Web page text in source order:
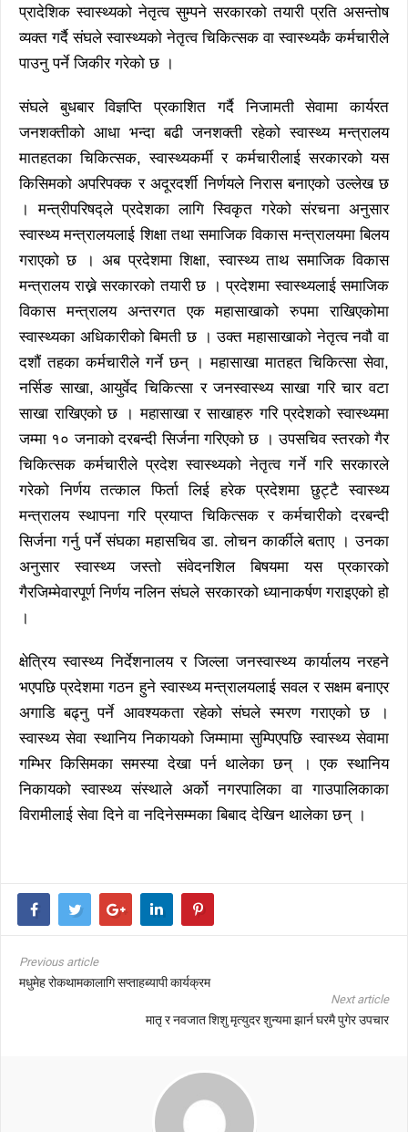
प्रादेशिक स्वास्थ्यको नेतृत्व सुम्पने सरकारको तयारी प्रति असन्तोष
व्यक्त गर्दै संघले स्वास्थ्यको नेतृत्व चिकित्सक वा स्वास्थ्यकै कर्मचारीले
पाउनु पर्ने जिकीर गरेको छ ।
संघले बुधबार विज्ञप्ति प्रकाशित गर्दै निजामती सेवामा कार्यरत
जनशक्तीको आधा भन्दा बढी जनशक्ती रहेको स्वास्थ्य मन्त्रालय
मातहतका चिकित्सक, स्वास्थ्यकर्मी र कर्मचारीलाई सरकारको यस
किसिमको अपरिपक्क र अदूरदर्शी निर्णयले निरास बनाएको उल्लेख छ
। मन्त्रीपरिषद्ले प्रदेशका लागि स्विकृत गरेको संरचना अनुसार
स्वास्थ्य मन्त्रालयलाई शिक्षा तथा समाजिक विकास मन्त्रालयमा बिलय
गराएको छ । अब प्रदेशमा शिक्षा, स्वास्थ्य ताथ समाजिक विकास
मन्त्रालय राख्ने सरकारको तयारी छ । प्रदेशमा स्वास्थ्यलाई समाजिक
विकास मन्त्रालय अन्तरगत एक महासाखाको रुपमा राखिएकोमा
स्वास्थ्यका अधिकारीको बिमती छ । उक्त महासाखाको नेतृत्व नवौ वा
दशौं तहका कर्मचारीले गर्ने छन् । महासाखा मातहत चिकित्सा सेवा,
नर्सिङ साखा, आयुर्वेद चिकित्सा र जनस्वास्थ्य साखा गरि चार वटा
साखा राखिएको छ । महासाखा र साखाहरु गरि प्रदेशको स्वास्थ्यमा
जम्मा १० जनाको दरबन्दी सिर्जना गरिएको छ । उपसचिव स्तरको गैर
चिकित्सक कर्मचारीले प्रदेश स्वास्थ्यको नेतृत्व गर्ने गरि सरकारले
गरेको निर्णय तत्काल फिर्ता लिई हरेक प्रदेशमा छुट्टै स्वास्थ्य
मन्त्रालय स्थापना गरि प्रयाप्त चिकित्सक र कर्मचारीको दरबन्दी
सिर्जना गर्नु पर्ने संघका महासचिव डा. लोचन कार्कीले बताए । उनका
अनुसार स्वास्थ्य जस्तो संवेदनशिल बिषयमा यस प्रकारको
गैरजिम्मेवारपूर्ण निर्णय नलिन संघले सरकारको ध्यानाकर्षण गराइएको हो
।
क्षेत्रिय स्वास्थ्य निर्देशनालय र जिल्ला जनस्वास्थ्य कार्यालय नरहने
भएपछि प्रदेशमा गठन हुने स्वास्थ्य मन्त्रालयलाई सवल र सक्षम बनाएर
अगाडि बढ्नु पर्ने आवश्यकता रहेको संघले स्मरण गराएको छ ।
स्वास्थ्य सेवा स्थानिय निकायको जिम्मामा सुम्पिएपछि स्वास्थ्य सेवामा
गम्भिर किसिमका समस्या देखा पर्न थालेका छन् । एक स्थानिय
निकायको स्वास्थ्य संस्थाले अर्को नगरपालिका वा गाउपालिकाका
विरामीलाई सेवा दिने वा नदिनेसम्मका बिबाद देखिन थालेका छन् ।
Previous article
मधुमेह रोकथामकालागि सप्ताहब्यापी कार्यक्रम
Next article
मातृ र नवजात शिशु मृत्युदर शुन्यमा झार्न घरमै पुगेर उपचार